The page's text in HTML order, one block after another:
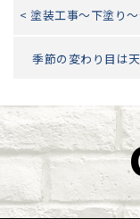
< 塗装工事～下塗り
季節の変わり目は